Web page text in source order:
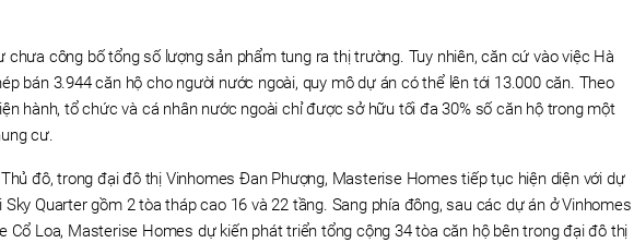
chưa công bố tổng số lượng sản phẩm tung ra thị trường. Tuy nhiên, căn cứ vào việc Hà
bán 3.944 căn hộ cho người nước ngoài, quy mô dự án có thể lên tới 13.000 căn. Theo
hành, tổ chức và cá nhân nước ngoài chỉ được sở hữu tối đa 30% số căn hộ trong một
cư.
đô, trong đại đô thị Vinhomes Đan Phượng, Masterise Homes tiếp tục hiện diện với dự
Quarter gồm 2 tòa tháp cao 16 và 22 tầng. Sang phía đông, sau các dự án ở Vinhomes
Cổ Loa, Masterise Homes dự kiến phát triển tổng cộng 34 tòa căn hộ bên trong đại đô thị